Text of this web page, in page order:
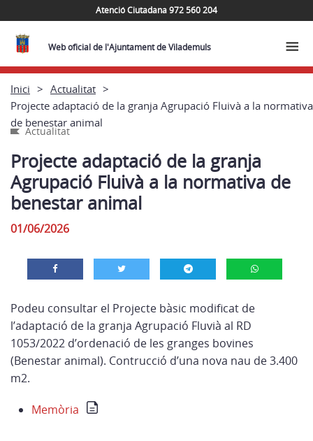
Atenció Ciutadana 972 560 204
Web oficial de l'Ajuntament de Vilademuls
Inici
Actualitat
Projecte adaptació de la granja Agrupació Fluivà a la normativa
de benestar animal
Actualitat
Projecte adaptació de la granja
Agrupació Fluivà a la normativa de
benestar animal
01/06/2026
Podeu consultar el Projecte bàsic modificat de
l’adaptació de la granja Agrupació Fluvià al RD
1053/2022 d’ordenació de les granges bovines
(Benestar animal). Contrucció d’una nova nau de 3.400
m2.
Memòria